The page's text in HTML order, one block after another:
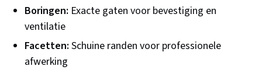
Boringen: Exacte gaten voor bevestiging en
ventilatie
Facetten: Schuine randen voor professionele
afwerking